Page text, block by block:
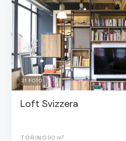
21 FOTO
Loft Svizzera
TORINO 90 m²